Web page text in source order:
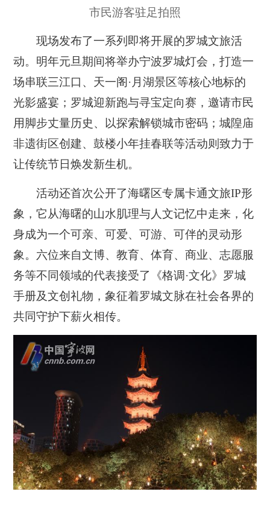
市民游客驻足拍照
现场发布了一系列即将开展的罗城文旅活
动。明年元旦期间将举办宁波罗城灯会，打造一
场串联三江口、天一阁·月湖景区等核心地标的
光影盛宴；罗城迎新跑与寻宝定向赛，邀请市民
用脚步丈量历史、以探索解锁城市密码；城隍庙
非遗街区创建、鼓楼小年挂春联等活动则致力于
让传统节日焕发新生机。
活动还首次公开了海曙区专属卡通文旅IP形
象，它从海曙的山水肌理与人文记忆中走来，化
身成为一个可亲、可爱、可游、可伴的灵动形
象。六位来自文博、教育、体育、商业、志愿服
务等不同领域的代表接受了《格调·文化》罗城
手册及文创礼物，象征着罗城文脉在社会各界的
共同守护下薪火相传。